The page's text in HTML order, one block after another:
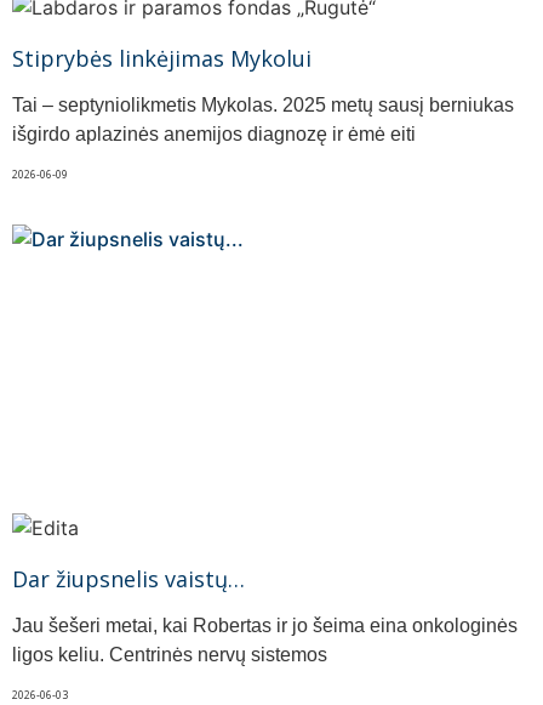
Stiprybės linkėjimas Mykolui
Tai – septyniolikmetis Mykolas. 2025 metų sausį berniukas
išgirdo aplazinės anemijos diagnozę ir ėmė eiti
2026-06-09
Dar žiupsnelis vaistų…
Jau šešeri metai, kai Robertas ir jo šeima eina onkologinės
ligos keliu. Centrinės nervų sistemos
2026-06-03